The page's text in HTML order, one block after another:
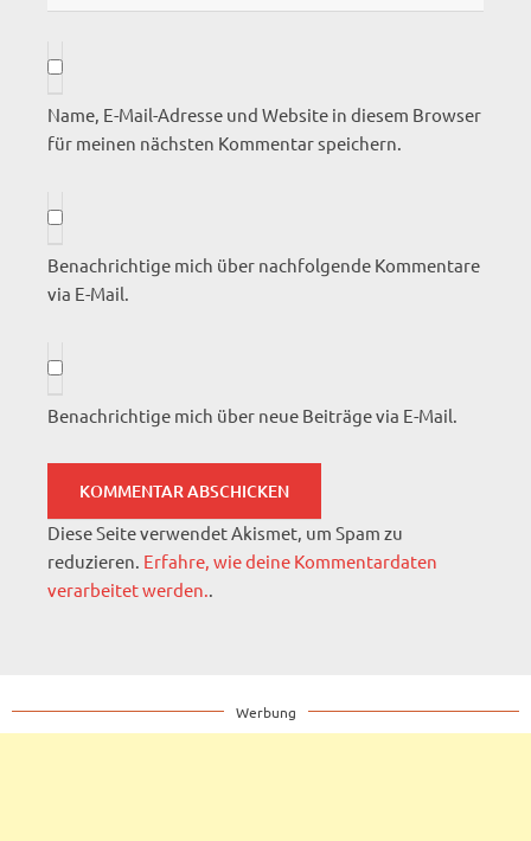
Name, E-Mail-Adresse und Website in diesem Browser
für meinen nächsten Kommentar speichern.
Benachrichtige mich über nachfolgende Kommentare
via E-Mail.
Benachrichtige mich über neue Beiträge via E-Mail.
Diese Seite verwendet Akismet, um Spam zu
reduzieren. Erfahre, wie deine Kommentardaten
verarbeitet werden.
Werbung